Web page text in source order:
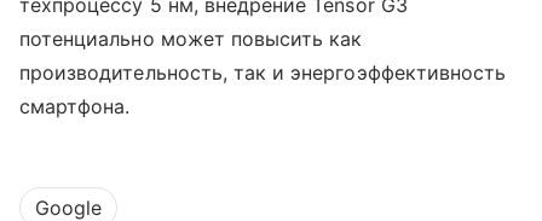
потенциально может повысить как
производительность, так и энергоэффективность
смартфона.
Google